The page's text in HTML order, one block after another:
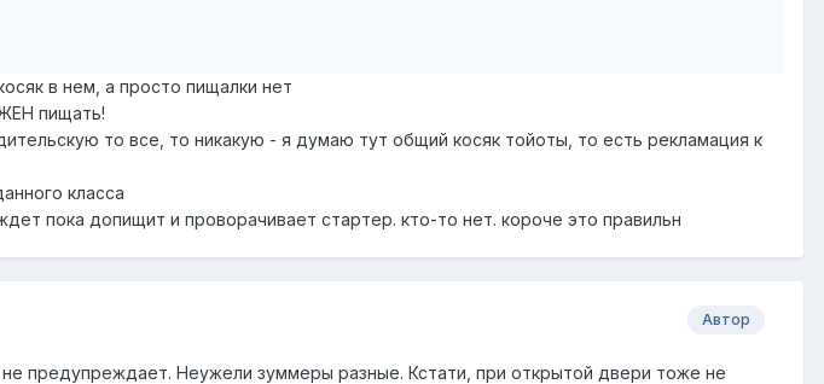
в нем, а просто пищалки нет
пищать!
то все, то никакую - я думаю тут общий косяк тойоты, то есть рекламация к
класса
пока допищит и проворачивает стартер. кто-то нет. короче это правильн
Автор
предупреждает. Неужели зуммеры разные. Кстати, при открытой двери тоже не